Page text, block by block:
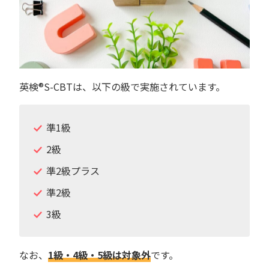
英検®︎S-CBTは、以下の級で実施されています。
準1級
2級
準2級プラス
準2級
3級
なお、 1級・4級・5級は対象外です。